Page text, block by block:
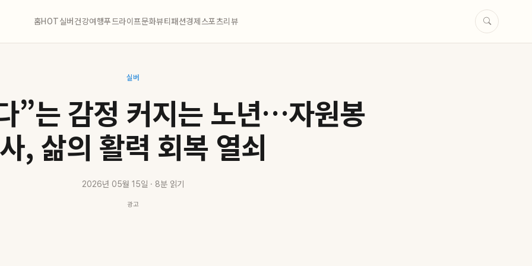
홈HOT실버건강여행푸드라이프문화뷰티패션경제스포츠리뷰
실버
”는 감정 커지는 노년…자원봉
, 삶의 활력 회복 열쇠
2026년 05월 15일 · 8분 읽기
광고